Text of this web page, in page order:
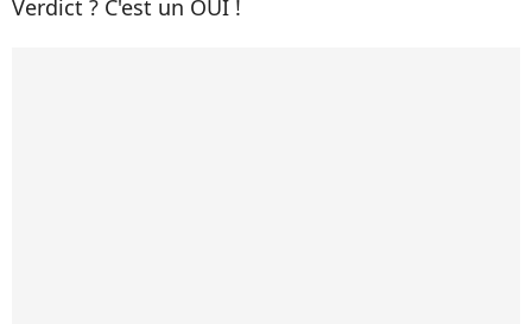
Verdict ? C'est un OUI !